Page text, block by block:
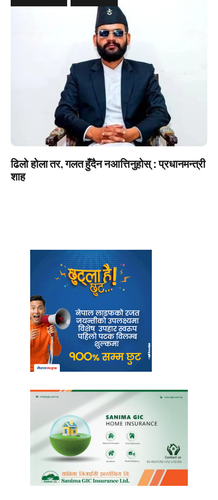
ढिलो होला तर, गलत हुँदैन नआत्तिनुहोस् : प्रधानमन्त्री
शाह